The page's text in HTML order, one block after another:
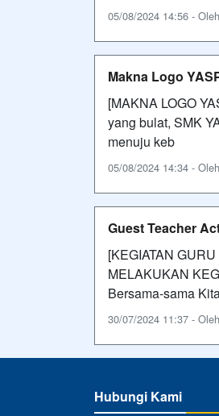
05/08/2024 14:56 -
Makna Logo
[MAKNA LOGO
yang bulat, SMK
menuju keb
05/08/2024 14:34 -
Guest Teacher
[KEGIATAN
MELAKUKAN
Bersama-sama
30/07/2024 11:37 -
Hubungi Kami